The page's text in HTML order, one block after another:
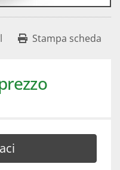
Stampa scheda